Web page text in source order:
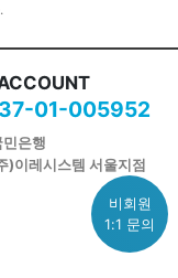
01-005952
은행
)이레시스템 서울지점
비회원
1:1 문의